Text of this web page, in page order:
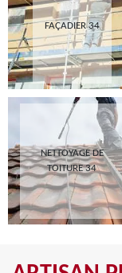
FAÇADIER 34
NETTOYAGE DE
TOITURE 34